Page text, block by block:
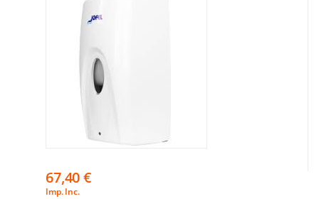
67,40€
Imp. Inc.